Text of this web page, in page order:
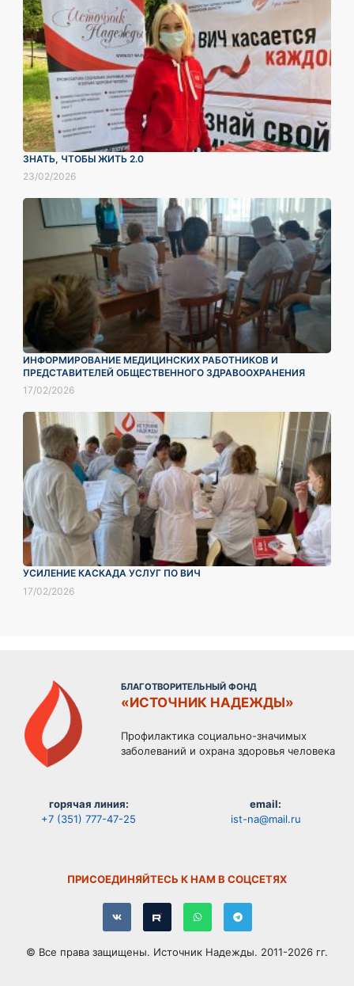
ЗНАТЬ, ЧТОБЫ ЖИТЬ 2.0
23/02/2026
ИНФОРМИРОВАНИЕ МЕДИЦИНСКИХ РАБОТНИКОВ И
ПРЕДСТАВИТЕЛЕЙ ОБЩЕСТВЕННОГО ЗДРАВООХРАНЕНИЯ
17/02/2026
УСИЛЕНИЕ КАСКАДА УСЛУГ ПО ВИЧ
17/02/2026
БЛАГОТВОРИТЕЛЬНЫЙ ФОНД
«ИСТОЧНИК НАДЕЖДЫ»
Профилактика социально-значимых
заболеваний и охрана здоровья человека
горячая линия:
+7 (351) 777-47-25
email:
ist-na@mail.ru
ПРИСОЕДИНЯЙТЕСЬ К НАМ В СОЦСЕТЯХ
© Все права защищены. Источник Надежды. 2011-2026 гг.